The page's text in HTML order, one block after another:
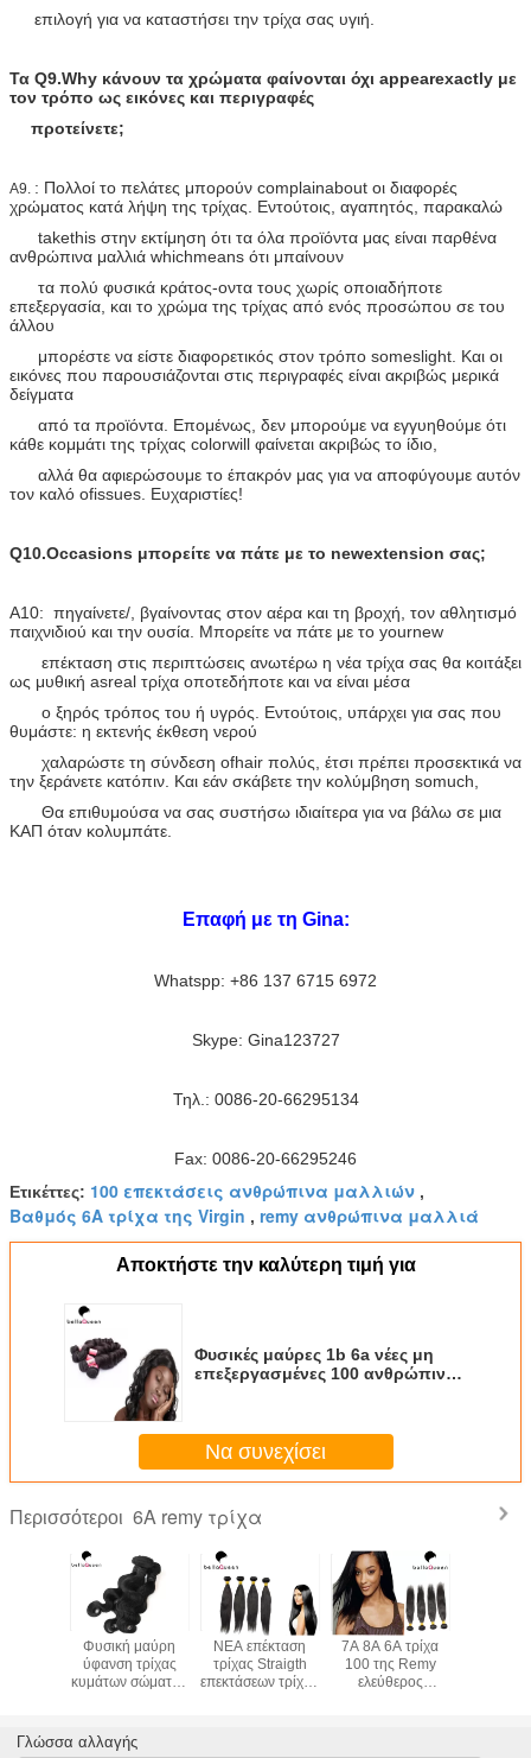
επιλογή για να καταστήσει την τρίχα σας υγιή.
Τα Q9.Why κάνουν τα χρώματα φαίνονται όχι appearexactly με
τον τρόπο ως εικόνες και περιγραφές
προτείνετε;
A9. : Πολλοί το πελάτες μπορούν complainabout οι διαφορές
χρώματος κατά λήψη της τρίχας. Εντούτοις, αγαπητός, παρακαλώ
takethis στην εκτίμηση ότι τα όλα προϊόντα μας είναι παρθένα
ανθρώπινα μαλλιά whichmeans ότι μπαίνουν
τα πολύ φυσικά κράτος-οντα τους χωρίς οποιαδήποτε
επεξεργασία, και το χρώμα της τρίχας από ενός προσώπου σε του
άλλου
μπορέστε να είστε διαφορετικός στον τρόπο someslight. Και οι
εικόνες που παρουσιάζονται στις περιγραφές είναι ακριβώς μερικά
δείγματα
από τα προϊόντα. Επομένως, δεν μπορούμε να εγγυηθούμε ότι
κάθε κομμάτι της τρίχας colorwill φαίνεται ακριβώς το ίδιο,
αλλά θα αφιερώσουμε το έπακρόν μας για να αποφύγουμε αυτόν
τον καλό ofissues. Ευχαριστίες!
Q10.Occasions μπορείτε να πάτε με το newextension σας;
A10: πηγαίνετε/, βγαίνοντας στον αέρα και τη βροχή, τον αθλητισμό
παιχνιδιού και την ουσία. Μπορείτε να πάτε με το yournew
επέκταση στις περιπτώσεις ανωτέρω η νέα τρίχα σας θα κοιτάξει
ως μυθική asreal τρίχα οποτεδήποτε και να είναι μέσα
ο ξηρός τρόπος του ή υγρός. Εντούτοις, υπάρχει για σας που
θυμάστε: η εκτενής έκθεση νερού
χαλαρώστε τη σύνδεση ofhair πολύς, έτσι πρέπει προσεκτικά να
την ξεράνετε κατόπιν. Και εάν σκάβετε την κολύμβηση somuch,
Θα επιθυμούσα να σας συστήσω ιδιαίτερα για να βάλω σε μια
ΚΑΠ όταν κολυμπάτε.
Επαφή με τη Gina:
Whatspp: +86 137 6715 6972
Skype: Gina123727
Τηλ.: 0086-20-66295134
Fax: 0086-20-66295246
Ετικέττες: 100 επεκτάσεις ανθρώπινα μαλλιών ,
Βαθμός 6A τρίχα της Virgin , remy ανθρώπινα μαλλιά
Αποκτήστε την καλύτερη τιμή για
Φυσικές μαύρες 1b 6a νέες μη
επεξεργασμένες 100 ανθρώπινες
Να συνεχίσει
Περισσότεροι 6A remy τρίχα
τοις
Weft
Φυσική μαύρη
ύφανση τρίχας
κυμάτων σώματος
μαλλιών της Virgin
τρίχας 6A Remy
ΝΕΑ επέκταση
τρίχας Straigth
επεκτάσεων τρίχας
7A 8A 6A τρίχα
100 της Remy
ελεύθερος
ανθρώπινα
Γλώσσα αλλαγής